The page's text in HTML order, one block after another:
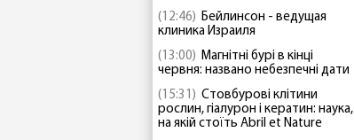
(12:46) Бейлинсон - ведущая
клиника Израиля
(13:00) Магнітні бурі в кінці
червня: названо небезпечні дати
(15:31) Стовбурові клітини
рослин, гіалурон і кератин: наука,
на якій стоїть Abril et Nature